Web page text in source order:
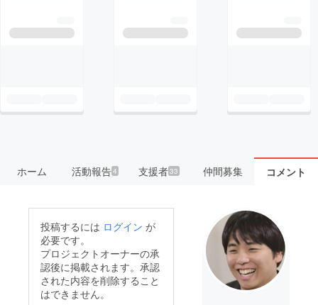
ホーム 活動報告4 支援者33 仲間募集 コメント
投稿するには ログイン が
必要です。
プロジェクトオーナーの承
認後に掲載されます。承認
された内容を削除すること
はできません。